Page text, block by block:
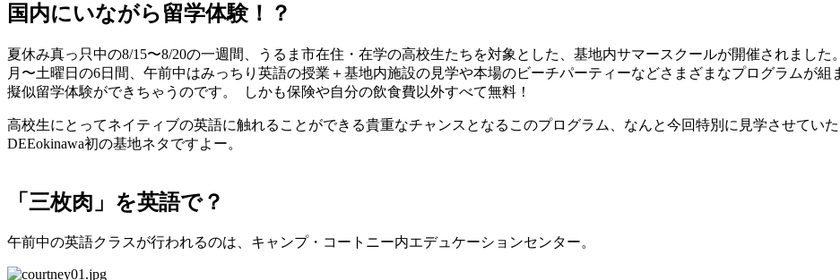
国内にいながら留学体験！？
夏休み真っ只中の8/15〜8/20の一週間、うるま市在住・在学の高校生たちを対象とした、基地内サマースクールが開催されました。
月〜土曜日の6日間、午前中はみっちり英語の授業＋基地内施設の見学や本場のビーチパーティーなどさまざまなプログラムが
擬似留学体験ができちゃうのです。 しかも保険や自分の飲食費以外すべて無料！
高校生にとってネイティブの英語に触れることができる貴重なチャンスとなるこのプログラム、なんと今回特別に見学させていた
DEEokinawa初の基地ネタですよー。
「三枚肉」を英語で？
午前中の英語クラスが行われるのは、キャンプ・コートニー内エデュケーションセンター。